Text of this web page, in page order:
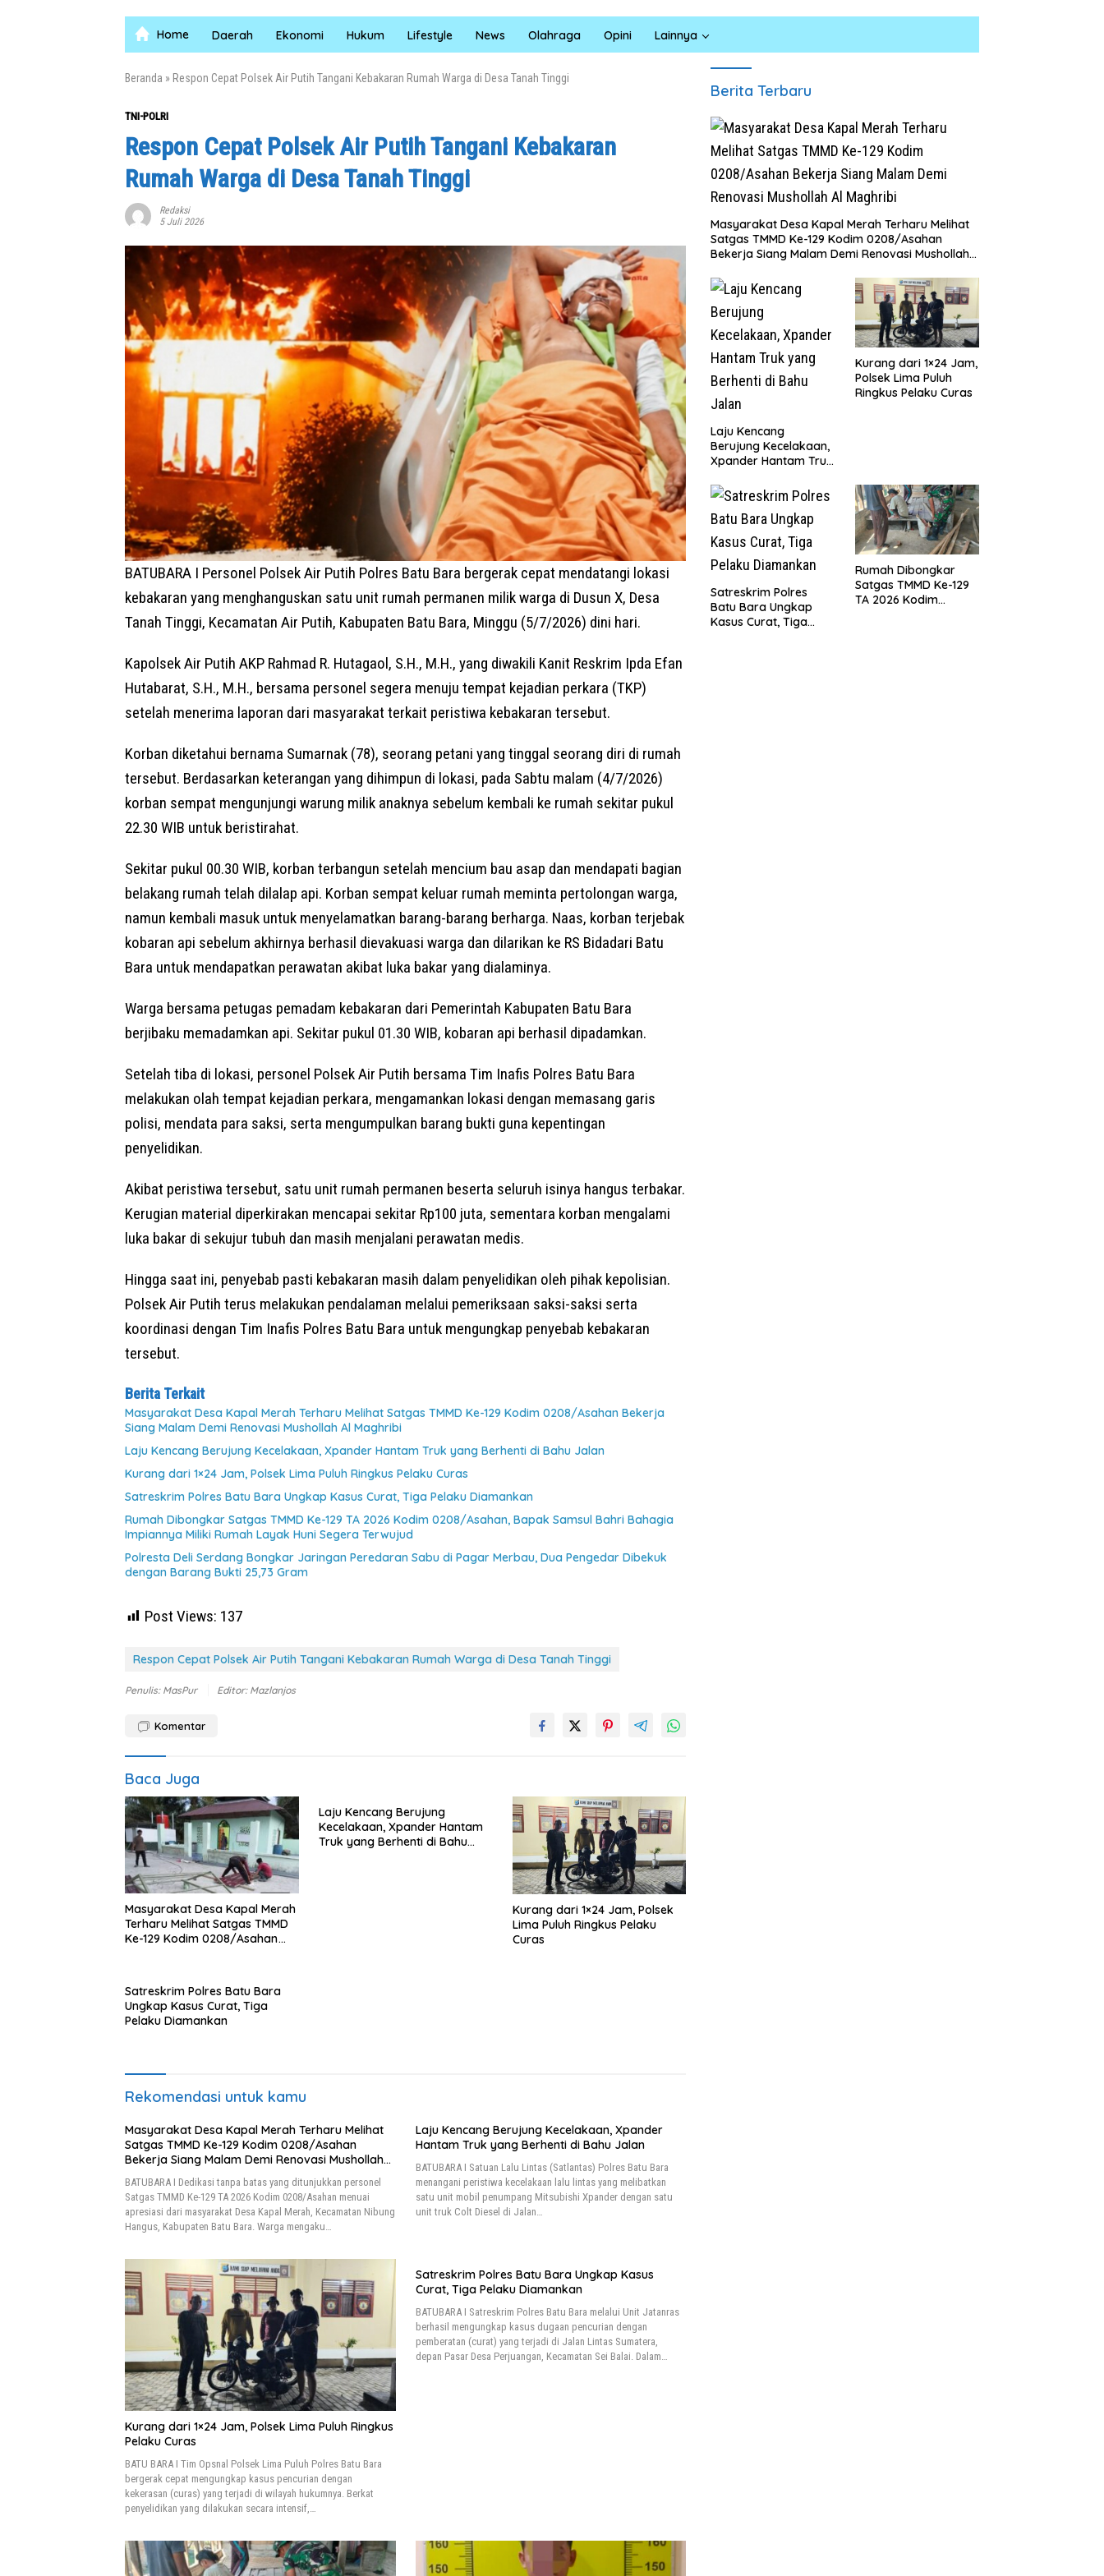
Home Daerah Ekonomi Hukum Lifestyle News Olahraga Opini Lainnya
Beranda » Respon Cepat Polsek Air Putih Tangani Kebakaran Rumah Warga di Desa Tanah Tinggi
TNI-POLRI
Respon Cepat Polsek Air Putih Tangani Kebakaran
Rumah Warga di Desa Tanah Tinggi
Redaksi
5 Juli 2026
BATUBARA I Personel Polsek Air Putih Polres Batu Bara bergerak cepat mendatangi lokasi
kebakaran yang menghanguskan satu unit rumah permanen milik warga di Dusun X, Desa
Tanah Tinggi, Kecamatan Air Putih, Kabupaten Batu Bara, Minggu (5/7/2026) dini hari.
Kapolsek Air Putih AKP Rahmad R. Hutagaol, S.H., M.H., yang diwakili Kanit Reskrim Ipda Efan
Hutabarat, S.H., M.H., bersama personel segera menuju tempat kejadian perkara (TKP)
setelah menerima laporan dari masyarakat terkait peristiwa kebakaran tersebut.
Korban diketahui bernama Sumarnak (78), seorang petani yang tinggal seorang diri di rumah
tersebut. Berdasarkan keterangan yang dihimpun di lokasi, pada Sabtu malam (4/7/2026)
korban sempat mengunjungi warung milik anaknya sebelum kembali ke rumah sekitar pukul
22.30 WIB untuk beristirahat.
Sekitar pukul 00.30 WIB, korban terbangun setelah mencium bau asap dan mendapati bagian
belakang rumah telah dilalap api. Korban sempat keluar rumah meminta pertolongan warga,
namun kembali masuk untuk menyelamatkan barang-barang berharga. Naas, korban terjebak
kobaran api sebelum akhirnya berhasil dievakuasi warga dan dilarikan ke RS Bidadari Batu
Bara untuk mendapatkan perawatan akibat luka bakar yang dialaminya.
Warga bersama petugas pemadam kebakaran dari Pemerintah Kabupaten Batu Bara
berjibaku memadamkan api. Sekitar pukul 01.30 WIB, kobaran api berhasil dipadamkan.
Setelah tiba di lokasi, personel Polsek Air Putih bersama Tim Inafis Polres Batu Bara
melakukan olah tempat kejadian perkara, mengamankan lokasi dengan memasang garis
polisi, mendata para saksi, serta mengumpulkan barang bukti guna kepentingan
penyelidikan.
Akibat peristiwa tersebut, satu unit rumah permanen beserta seluruh isinya hangus terbakar.
Kerugian material diperkirakan mencapai sekitar Rp100 juta, sementara korban mengalami
luka bakar di sekujur tubuh dan masih menjalani perawatan medis.
Hingga saat ini, penyebab pasti kebakaran masih dalam penyelidikan oleh pihak kepolisian.
Polsek Air Putih terus melakukan pendalaman melalui pemeriksaan saksi-saksi serta
koordinasi dengan Tim Inafis Polres Batu Bara untuk mengungkap penyebab kebakaran
tersebut.
Berita Terkait
Masyarakat Desa Kapal Merah Terharu Melihat Satgas TMMD Ke-129 Kodim 0208/Asahan Bekerja
Siang Malam Demi Renovasi Mushollah Al Maghribi
Laju Kencang Berujung Kecelakaan, Xpander Hantam Truk yang Berhenti di Bahu Jalan
Kurang dari 1×24 Jam, Polsek Lima Puluh Ringkus Pelaku Curas
Satreskrim Polres Batu Bara Ungkap Kasus Curat, Tiga Pelaku Diamankan
Rumah Dibongkar Satgas TMMD Ke-129 TA 2026 Kodim 0208/Asahan, Bapak Samsul Bahri Bahagia
Impiannya Miliki Rumah Layak Huni Segera Terwujud
Polresta Deli Serdang Bongkar Jaringan Peredaran Sabu di Pagar Merbau, Dua Pengedar Dibekuk
dengan Barang Bukti 25,73 Gram
Post Views: 137
Respon Cepat Polsek Air Putih Tangani Kebakaran Rumah Warga di Desa Tanah Tinggi
Penulis: MasPur Editor: Mazlanjos
Komentar
Baca Juga
Masyarakat Desa Kapal Merah
Terharu Melihat Satgas TMMD
Ke-129 Kodim 0208/Asahan
Laju Kencang Berujung
Kecelakaan, Xpander Hantam
Truk yang Berhenti di Bahu
Kurang dari 1×24 Jam, Polsek
Lima Puluh Ringkus Pelaku
Curas
Satreskrim Polres Batu Bara
Ungkap Kasus Curat, Tiga
Pelaku Diamankan
Rekomendasi untuk kamu
Masyarakat Desa Kapal Merah Terharu Melihat
Satgas TMMD Ke-129 Kodim 0208/Asahan
Bekerja Siang Malam Demi Renovasi Mushollah
BATUBARA I Dedikasi tanpa batas yang ditunjukkan personel
Satgas TMMD Ke-129 TA 2026 Kodim 0208/Asahan menuai
apresiasi dari masyarakat Desa Kapal Merah, Kecamatan Nibung
Hangus, Kabupaten Batu Bara. Warga mengaku…
Laju Kencang Berujung Kecelakaan, Xpander
Hantam Truk yang Berhenti di Bahu Jalan
BATUBARA I Satuan Lalu Lintas (Satlantas) Polres Batu Bara
menangani peristiwa kecelakaan lalu lintas yang melibatkan
satu unit mobil penumpang Mitsubishi Xpander dengan satu
unit truk Colt Diesel di Jalan…
Kurang dari 1×24 Jam, Polsek Lima Puluh Ringkus
Pelaku Curas
BATU BARA I Tim Opsnal Polsek Lima Puluh Polres Batu Bara
bergerak cepat mengungkap kasus pencurian dengan
kekerasan (curas) yang terjadi di wilayah hukumnya. Berkat
penyelidikan yang dilakukan secara intensif,…
Satreskrim Polres Batu Bara Ungkap Kasus
Curat, Tiga Pelaku Diamankan
BATUBARA I Satreskrim Polres Batu Bara melalui Unit Jatanras
berhasil mengungkap kasus dugaan pencurian dengan
pemberatan (curat) yang terjadi di Jalan Lintas Sumatera,
depan Pasar Desa Perjuangan, Kecamatan Sei Balai. Dalam…
Berita Terbaru
Masyarakat Desa Kapal Merah Terharu Melihat
Satgas TMMD Ke-129 Kodim 0208/Asahan
Bekerja Siang Malam Demi Renovasi Mushollah
Laju Kencang
Berujung Kecelakaan,
Xpander Hantam Truk
Jalan
Kurang dari 1×24 Jam,
Polsek Lima Puluh
Ringkus Pelaku Curas
Satreskrim Polres
Batu Bara Ungkap
Kasus Curat, Tiga
Rumah Dibongkar
Satgas TMMD Ke-129
TA 2026 Kodim